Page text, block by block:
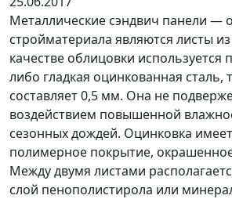
Металлические сэндвич панели —
стройматериала являются листы
качестве облицовки
либо гладкая оцинкованная
составляет 0,5 мм. Она не
воздействием повышенной
сезонных дождей. Оцинковка
полимерное покрытие,
Между двумя листами
слой пенополистирола или